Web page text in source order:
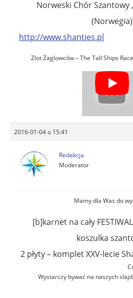
Norweski Chór Szantowy
(Norwegia)
http://www.shanties.pl
Zlot Żaglowców – The Tall Ships
2016-01-04 o 15:41
Redakcja
Moderator
Mamy dla Was do
[b]karnet na cały
koszulka
2 płyty – komplet XXV-lecie
Wystarczy bywać na naszych